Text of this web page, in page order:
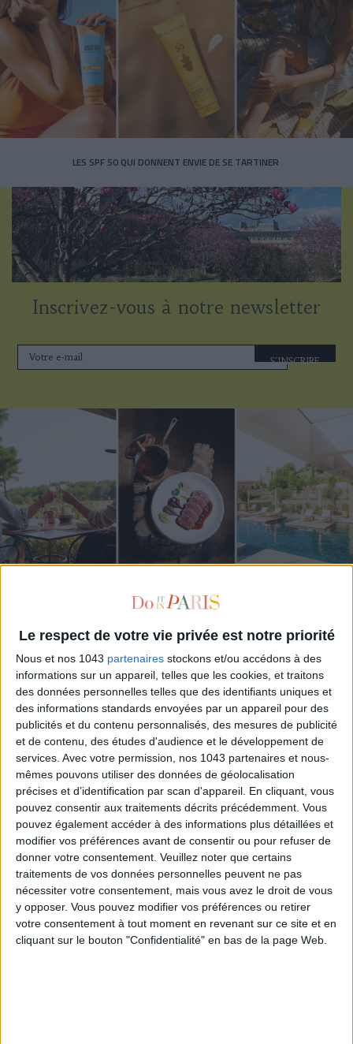
Le respect de votre vie privée est notre priorité
Nous et nos 1043 partenaires stockons et/ou accédons à des
informations sur un appareil, telles que les cookies, et traitons
des données personnelles telles que des identifiants uniques et
des informations standards envoyées par un appareil pour des
publicités et du contenu personnalisés, des mesures de publicité
et de contenu, des études d'audience et le développement de
services. Avec votre permission, nos 1043 partenaires et nous-
mêmes pouvons utiliser des données de géolocalisation
précises et d’identification par scan d'appareil. En cliquant, vous
pouvez consentir aux traitements décrits précédemment. Vous
pouvez également accéder à des informations plus détaillées et
modifier vos préférences avant de consentir ou pour refuser de
donner votre consentement. Veuillez noter que certains
traitements de vos données personnelles peuvent ne pas
nécessiter votre consentement, mais vous avez le droit de vous
y opposer. Vous pouvez modifier vos préférences ou retirer
votre consentement à tout moment en revenant sur ce site et en
cliquant sur le bouton "Confidentialité" en bas de la page Web.
LES SPF 50 QUI DONNENT ENVIE DE SE TARTINER
Inscrivez-vous à notre newsletter
S'INSCRIRE
5 BONS ROMANS EN FORMAT POCHE À DÉVORER CET ÉTÉ